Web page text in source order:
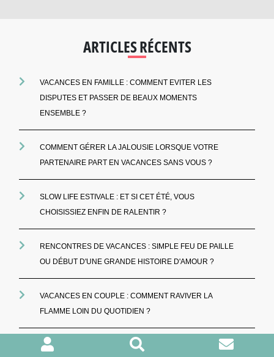
ARTICLES RÉCENTS
VACANCES EN FAMILLE : COMMENT EVITER LES
DISPUTES ET PASSER DE BEAUX MOMENTS
ENSEMBLE ?
COMMENT GÉRER LA JALOUSIE LORSQUE VOTRE
PARTENAIRE PART EN VACANCES SANS VOUS ?
SLOW LIFE ESTIVALE : ET SI CET ÉTÉ, VOUS
CHOISISSIEZ ENFIN DE RALENTIR ?
RENCONTRES DE VACANCES : SIMPLE FEU DE PAILLE
OU DÉBUT D'UNE GRANDE HISTOIRE D'AMOUR ?
VACANCES EN COUPLE : COMMENT RAVIVER LA
FLAMME LOIN DU QUOTIDIEN ?
MA BELLE-MÈRE ME DÉTESTE : COMMENT ME LA